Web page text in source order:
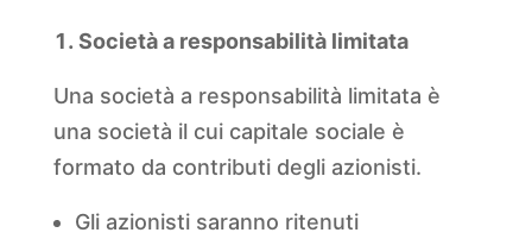
Società a responsabilità limitata
Una società a responsabilità limitata è
una società il cui capitale sociale è
formato da contributi degli azionisti.
Gli azionisti saranno ritenuti